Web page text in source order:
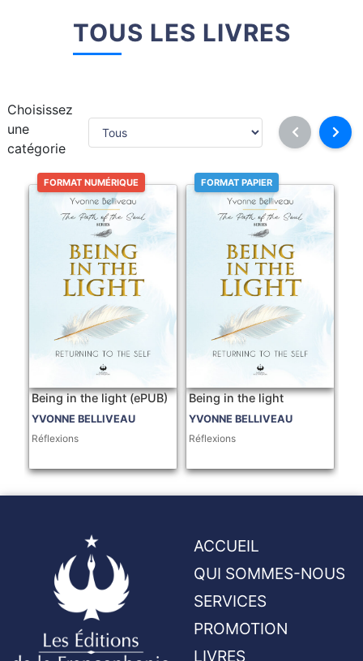
TOUS LES LIVRES
Choisissez
une
catégorie
FORMAT NUMÉRIQUE
Being in the light (ePUB)
YVONNE BELLIVEAU
Réflexions
FORMAT PAPIER
Being in the light
YVONNE BELLIVEAU
Réflexions
ACCUEIL
QUI SOMMES-NOUS
SERVICES
PROMOTION
LIVRES